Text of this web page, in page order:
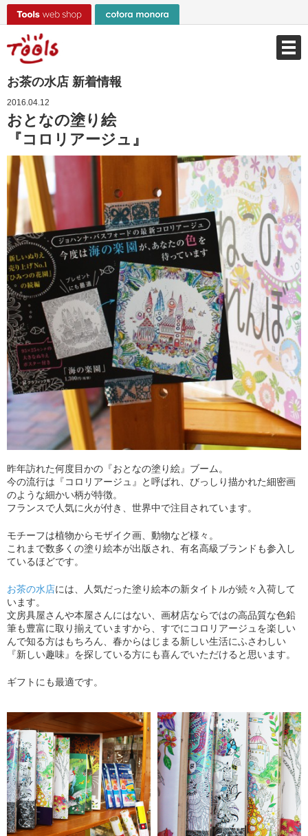
お茶の水店 新着情報
2016.04.12
おとなの塗り絵
『コロリアージュ』
昨年訪れた何度目かの『おとなの塗り絵』ブーム。
今の流行は『コロリアージュ』と呼ばれ、びっしり描かれた細密画
のような細かい柄が特徴。
フランスで人気に火が付き、世界中で注目されています。
モチーフは植物からモザイク画、動物など様々。
これまで数多くの塗り絵本が出版され、有名高級ブランドも参入し
ているほどです。
お茶の水店には、人気だった塗り絵本の新タイトルが続々入荷して
います。
文房具屋さんや本屋さんにはない、画材店ならではの高品質な色鉛
筆も豊富に取り揃えていますから、すでにコロリアージュを楽しい
んで知る方はもちろん、春からはじまる新しい生活にふさわしい
『新しい趣味』を探している方にも喜んでいただけると思います。
ギフトにも最適です。